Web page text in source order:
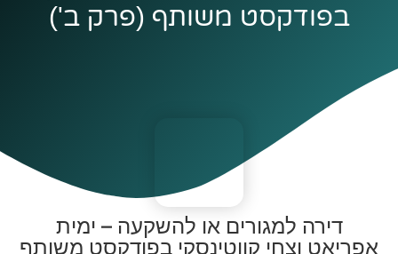
בפודקסט משותף (פרק ב')
דירה למגורים או להשקעה – ימית
אפריאט וצחי קווטינסקי בפודקסט משותף